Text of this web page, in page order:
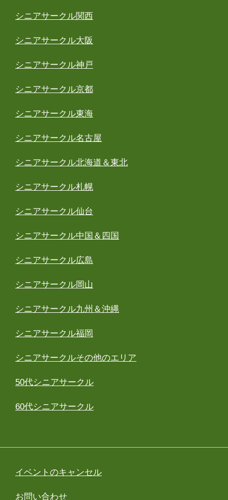
シニアサークル関西
シニアサークル大阪
シニアサークル神戸
シニアサークル京都
シニアサークル東海
シニアサークル名古屋
シニアサークル北海道＆東北
シニアサークル札幌
シニアサークル仙台
シニアサークル中国＆四国
シニアサークル広島
シニアサークル岡山
シニアサークル九州＆沖縄
シニアサークル福岡
シニアサークルその他のエリア
50代シニアサークル
60代シニアサークル
イベントのキャンセル
お問い合わせ